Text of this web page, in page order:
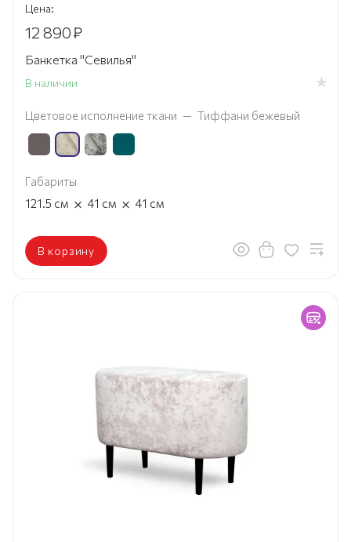
Цена:
12 890₽
Банкетка "Севилья"
В наличии
Цветовое исполнение ткани — Тиффани бежевый
Габариты
121.5 см × 41 см × 41 см
В корзину